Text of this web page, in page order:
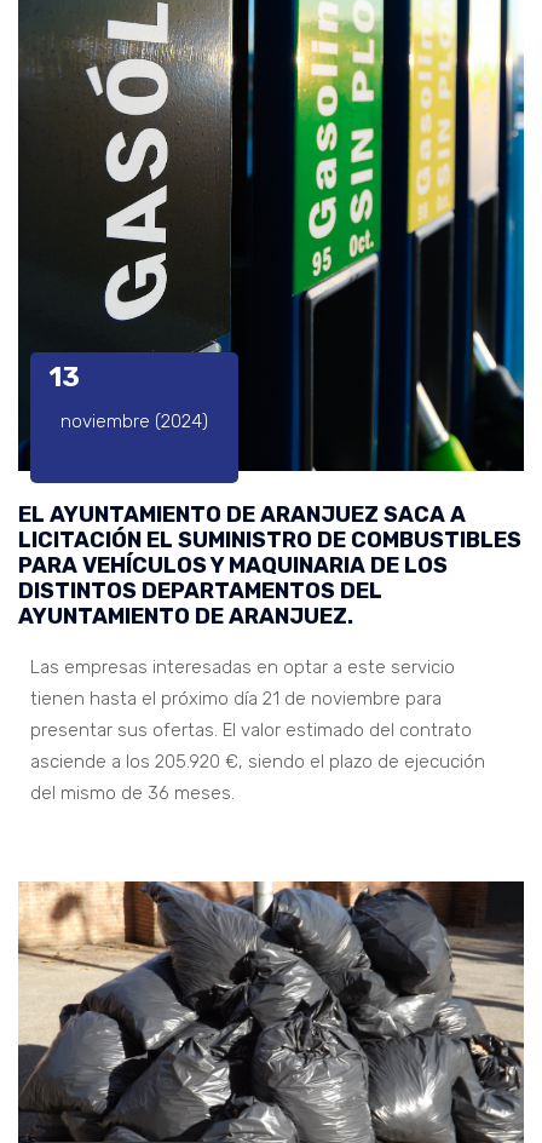
13
noviembre (2024)
EL AYUNTAMIENTO DE ARANJUEZ SACA A
LICITACIÓN EL SUMINISTRO DE COMBUSTIBLES
PARA VEHÍCULOS Y MAQUINARIA DE LOS
DISTINTOS DEPARTAMENTOS DEL
AYUNTAMIENTO DE ARANJUEZ.
Las empresas interesadas en optar a este servicio
tienen hasta el próximo día 21 de noviembre para
presentar sus ofertas. El valor estimado del contrato
asciende a los 205.920 €, siendo el plazo de ejecución
del mismo de 36 meses.